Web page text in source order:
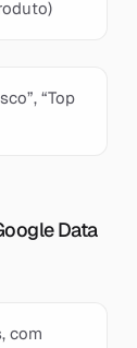
“Top
Data
com